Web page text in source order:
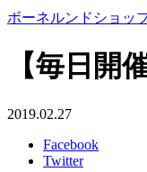
ボーネルンドショッ
【毎日開
2019.02.27
Facebook
Twitter